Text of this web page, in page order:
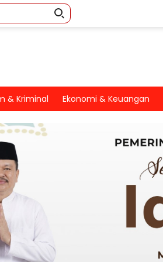
& Kriminal Ekonomi & Keuangan